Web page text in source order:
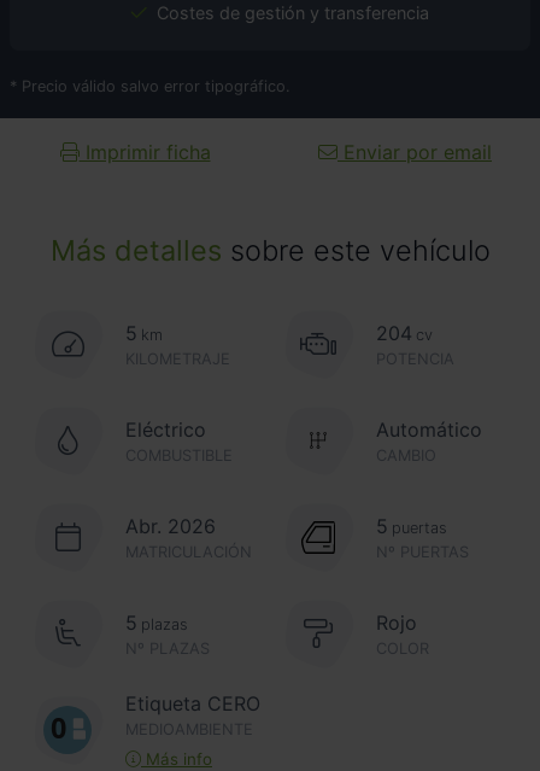
Más detalles sobre este vehículo
5 km
KILOMETRAJE
204 cv
POTENCIA
Eléctrico
COMBUSTIBLE CAMBIO
Automático
Abr. 2026
MATRICULACIÓN Nº PUERTAS
5 puertas
Nº PLAZAS
5 plazas Rojo
COLOR
Etiqueta CERO
MEDIOAMBIENTE
Más info
Costes de gestión y transferencia
* Precio válido salvo error tipográfico.
Imprimir ficha Enviar por email